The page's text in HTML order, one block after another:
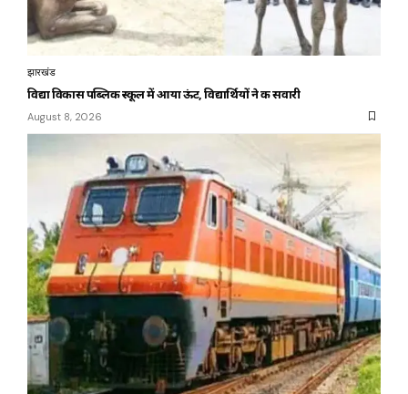
झारखंड
विद्या विकास पब्लिक स्कूल में आया ऊंट, विद्यार्थियों ने की सवारी
August 8, 2026